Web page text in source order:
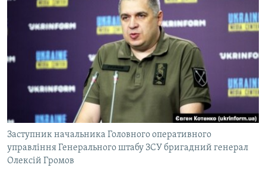
ВСЕ ЗА ДЕНЬ
СПЕЦПРОЕКТИ
ДЕПОРТАЦІЯ
ВІДЕОУРОКИ «ELIFBE»
СВІДЧЕННЯ ОКУПАЦІЇ
УКРАЇНСЬКА ПРОБЛЕМА КРИМУ
ІНФОГРАФІКА
ЯК ОБІЙТИ БЛОКУВАННЯ
Русский
ДОЛУЧАЙСЯ!
Заступник начальника Головного оперативного
управління Генерального штабу ЗСУ бригадний генерал
Олексій Громов